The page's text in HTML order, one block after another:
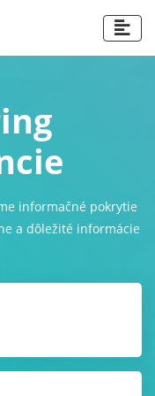
informačné pokrytie
a dôležité informácie